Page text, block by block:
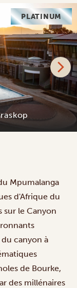
PLATINUM
Mpumalanga
d'Afrique du
sur le Canyon
du canyon à
de Bourke,
des millénaires